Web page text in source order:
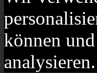
können
analysieren.